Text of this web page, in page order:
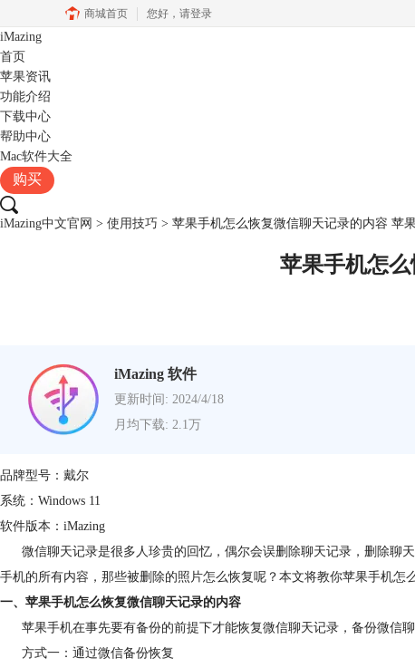
商城首页 您好， 请登录
iMazing
首页
苹果资讯
功能介绍
下载中心
帮助中心
Mac软件大全
购买
iMazing中文官网 > 使用技巧 > 苹果手机怎么恢复微信聊天记录的内容 苹
苹果手机怎
iMazing 软件
更新时间: 2024/4/18
月均下载: 2.1万
品牌型号：戴尔
系统：Windows 11
软件版本：iMazing
微信聊天记录是很多人珍贵的回忆，偶尔会误删除聊天记录，删除聊
手机的所有内容，那些被删除的照片怎么恢复呢？本文将教你苹果手机怎
一、苹果手机怎么恢复微信聊天记录的内容
苹果手机在事先要有备份的前提下才能恢复微信聊天记录，备份微信聊
方式一：通过微信备份恢复